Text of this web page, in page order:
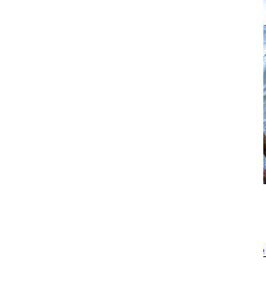
El Sevilla se desinfla ante el